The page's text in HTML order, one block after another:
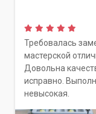
Требовалась
мастерской
Довольна
исправно.
невысокая.